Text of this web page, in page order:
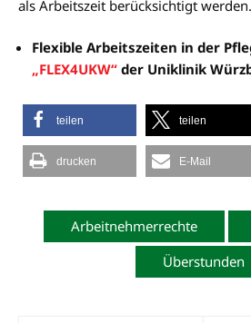
als Arbeitszeit berücksichtigt
Flexible Arbeitszeiten in der
„FLEX4UKW“ der Uniklinik
teilen teilen
drucken E-Mail
Arbeitnehmerrechte
Überstunden